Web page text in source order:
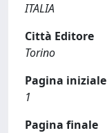
ITALIA
Città Editore
Torino
Pagina iniziale
1
Pagina finale